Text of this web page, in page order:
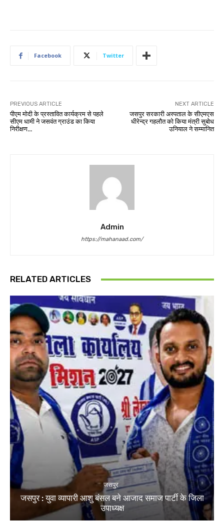
Facebook Twitter
PREVIOUS ARTICLE
पीएम मोदी के प्रस्तावित कार्यक्रम से पहले
सीएम धामी ने जसवंत ग्राउंड का किया
निरीक्षण…
NEXT ARTICLE
जसपुर सरकारी अस्पताल के सीएमएस
धीरेन्द्र गहलौत को किया मंत्री सुबोध
उनियाल ने सम्मानित
Admin
https://mahanaad.com/
RELATED ARTICLES
जसपुर
जसपुर : युवा व्यापारी आशु बंसल बने आजाद समाज पार्टी के जिला
उपाध्यक्ष